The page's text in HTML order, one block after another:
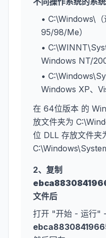
• C:\Windows\
95/98/Me）
•
Windows NT/
•
Windows XP、
在 64位版本 的
放文件夹为
位 DLL 存放文件夹
2、复制
文件后
打开 "开始 - 运行"